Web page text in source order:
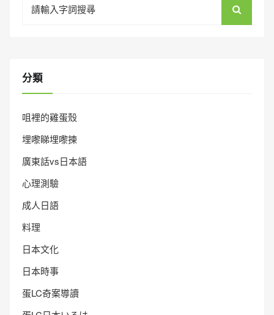
for:
分類
咀裡的雞蛋殼
埋嚟睇埋嚟揀
廣東話vs日本語
心理測驗
成人日語
料理
日本文化
日本時事
蛋LC奇案導讀